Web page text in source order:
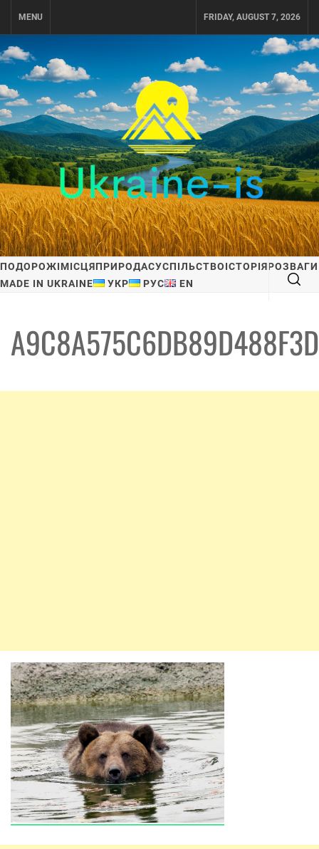
MENU FRIDAY, AUGUST 7, 2026
UKRAINE-IS
ПОДОРОЖI ПО УКРАЇНІ
ПОДОРОЖІМІСЦЯПРИРОДАСУСПІЛЬСТВОІСТОРІЯРОЗВАГИ
MADE IN UKRAINE
УКР РУС EN